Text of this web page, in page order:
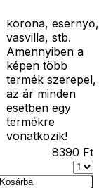
korona, esernyő,
vasvilla, stb.
Amennyiben a
képen több
termék szerepel,
az ár minden
esetben egy
termékre
vonatkozik!
8390 Ft
Kosárba